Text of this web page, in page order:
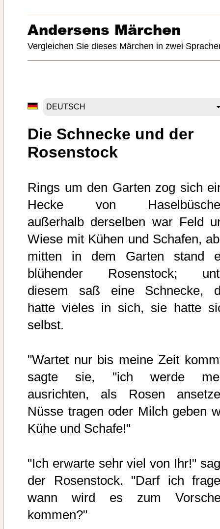
Andersens Märchen
Vergleichen Sie dieses Märchen in zwei
Die Schnecke und der
Rosenstock
Rings um den Garten zog sich
Hecke von
außerhalb derselben war Feld
Wiese mit Kühen und Schafen,
mitten in dem Garten stand
blühender Rosenstock;
diesem saß eine Schnecke,
hatte vieles in sich, sie hatte
selbst.
"Wartet nur bis meine Zeit
sagte sie, "ich werde
ausrichten, als Rosen
Nüsse tragen oder Milch geben
Kühe und Schafe!"
"Ich erwarte sehr viel von Ihr!"
der Rosenstock. "Darf ich
wann wird es zum
kommen?"